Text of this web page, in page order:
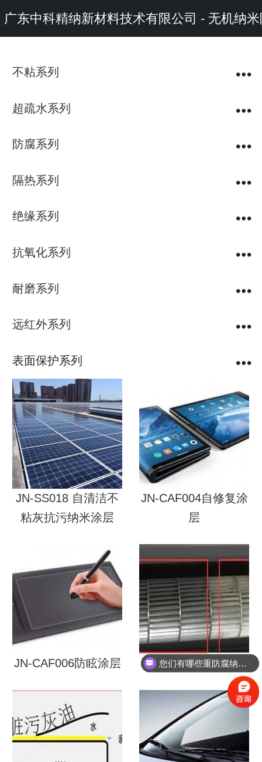
广东中科精纳新材料技术有限公司 - 无机纳
不粘系列
超疏水系列
防腐系列
隔热系列
绝缘系列
抗氧化系列
耐磨系列
远红外系列
表面保护系列
JN-SS018 自清洁不
粘灰抗污纳米涂层
JN-CAF004自修复涂
层
JN-CAF006防眩涂层 JN-CAF009防尘涂层
您们有哪些重防腐纳米陶瓷涂料？